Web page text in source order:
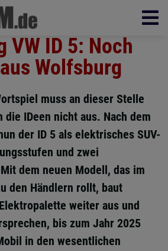
VW ID 5: Noch
Wolfsburg
muss an dieser Stelle
IDeen nicht aus. Nach dem
der ID 5 als elektrisches SUV-
und zwei
dem neuen Modell, das im
den Händlern rollt, baut
weiter aus und
bis zum Jahr 2025
in den wesentlichen